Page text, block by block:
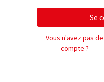
Se
Vous n'avez pas de
compte ?